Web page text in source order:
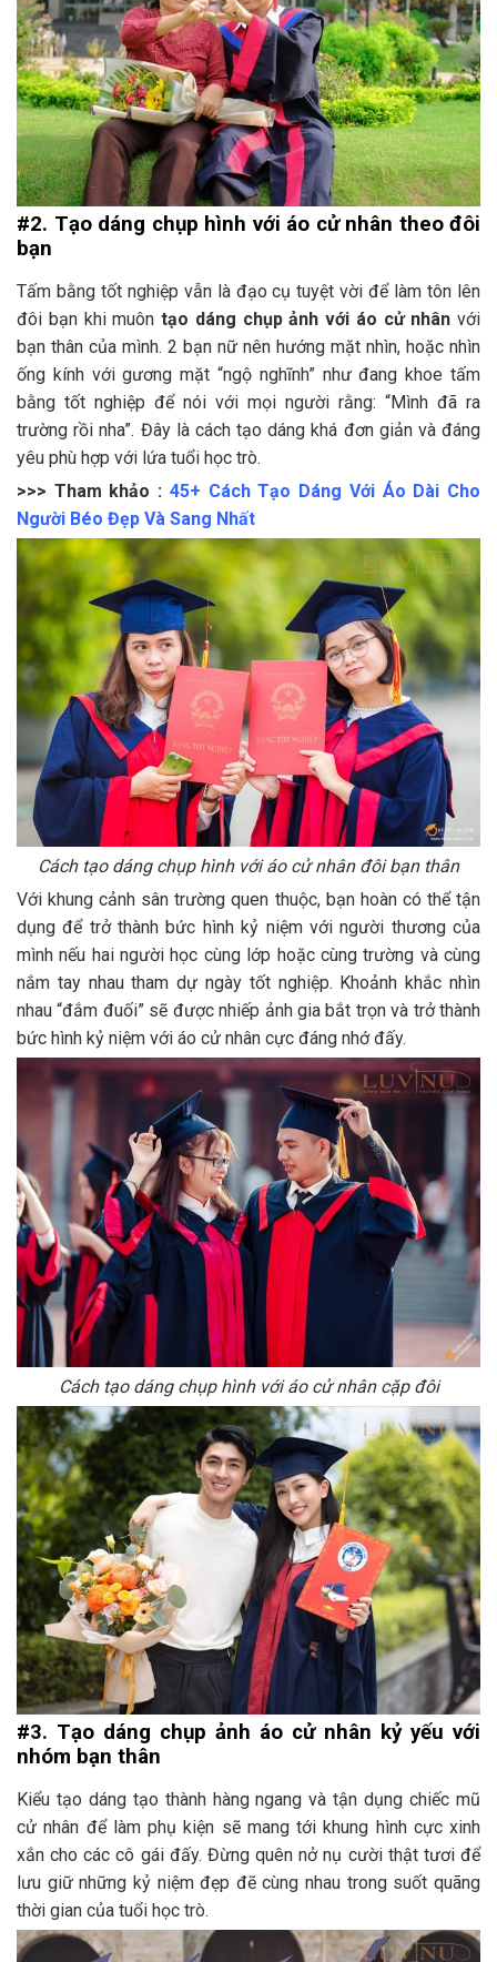
#2. Tạo dáng chụp hình với áo cử nhân theo đôi
bạn
Tấm bằng tốt nghiệp vẫn là đạo cụ tuyệt vời để làm tôn lên
đôi bạn khi muôn tạo dáng chụp ảnh với áo cử nhân với
bạn thân của mình. 2 bạn nữ nên hướng mặt nhìn, hoặc nhìn
ống kính với gương mặt “ngộ nghĩnh” như đang khoe tấm
bằng tốt nghiệp để nói với mọi người rằng: “Mình đã ra
trường rồi nha”. Đây là cách tạo dáng khá đơn giản và đáng
yêu phù hợp với lứa tuổi học trò.
>>> Tham khảo : 45+ Cách Tạo Dáng Với Áo Dài Cho
Người Béo Đẹp Và Sang Nhất
Cách tạo dáng chụp hình với áo cử nhân đôi bạn thân
Với khung cảnh sân trường quen thuộc, bạn hoàn có thể tận
dụng để trở thành bức hình kỷ niệm với người thương của
mình nếu hai người học cùng lớp hoặc cùng trường và cùng
nắm tay nhau tham dự ngày tốt nghiệp. Khoảnh khắc nhìn
nhau “đắm đuối” sẽ được nhiếp ảnh gia bắt trọn và trở thành
bức hình kỷ niệm với áo cử nhân cực đáng nhớ đấy.
Cách tạo dáng chụp hình với áo cử nhân cặp đôi
#3. Tạo dáng chụp ảnh áo cử nhân kỷ yếu với
nhóm bạn thân
Kiểu tạo dáng tạo thành hàng ngang và tận dụng chiếc mũ
cử nhân để làm phụ kiện sẽ mang tới khung hình cực xinh
xắn cho các cô gái đấy. Đừng quên nở nụ cười thật tươi để
lưu giữ những kỷ niệm đẹp đẽ cùng nhau trong suốt quãng
thời gian của tuổi học trò.